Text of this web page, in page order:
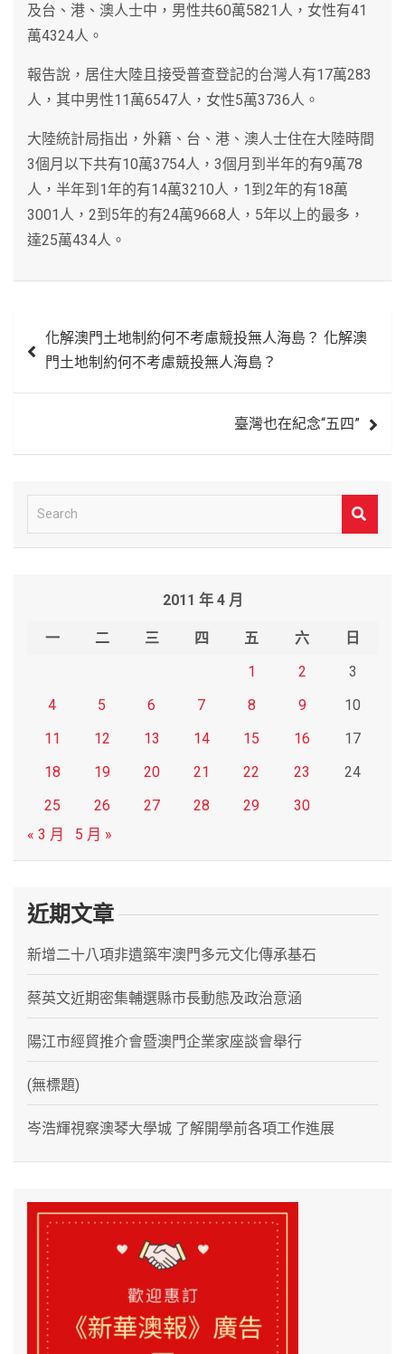
及台、港、澳人士中，男性共60萬5821人，女性有41
萬4324人。
報告說，居住大陸且接受普查登記的台灣人有17萬283
人，其中男性11萬6547人，女性5萬3736人。
大陸統計局指出，外籍、台、港、澳人士住在大陸時間
3個月以下共有10萬3754人，3個月到半年的有9萬78
人，半年到1年的有14萬3210人，1到2年的有18萬
3001人，2到5年的有24萬9668人，5年以上的最多，
達25萬434人。
章 化解澳門土地制約何不考慮競投無人海島？ 化解澳
門土地制約何不考慮競投無人海島？
臺灣也在紀念“五四”
e
2011 年 4 月
一 二 三 四 五 六
日
1
2
3
4
5 6 7 8 9
10
11
12 13 14 15 16
17
18
19 20 21 22 23
24
25
26 27 28 29
30
« 3 月
5 月 »
近期文章
新增二十八項非遺築牢澳門多元文化傳承基石
蔡英文近期密集輔選縣市長動態及政治意涵
陽江市經貿推介會暨澳門企業家座談會舉行
(無標題)
岑浩輝視察澳琴大學城 了解開學前各項工作進展